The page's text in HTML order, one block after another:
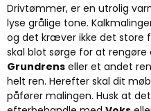
Drivtømmer, er en utrolig
lyse grålige tone.
og det kræver ikke det store
skal blot sørge for at
Grundrens eller et andet
helt ren. Herefter skal dit
påfører malingen. Husk at